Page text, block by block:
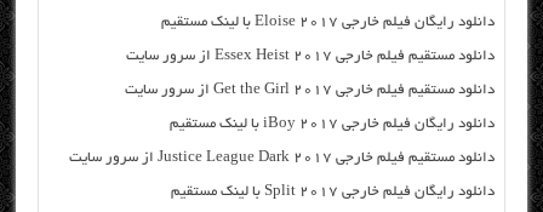
دانلود رایگان فیلم خارجی Eloise 2017 با لینک مستقیم
دانلود مستقیم فیلم خارجی Essex Heist 2017 از سرور سایت
دانلود مستقیم فیلم خارجی Get the Girl 2017 از سرور سایت
دانلود رایگان فیلم خارجی iBoy 2017 با لینک مستقیم
دانلود مستقیم فیلم خارجی Justice League Dark 2017 از سرور سایت
دانلود رایگان فیلم خارجی Split 2017 با لینک مستقیم